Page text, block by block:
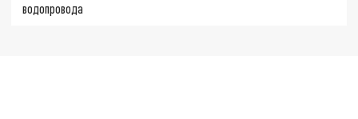
водопровода